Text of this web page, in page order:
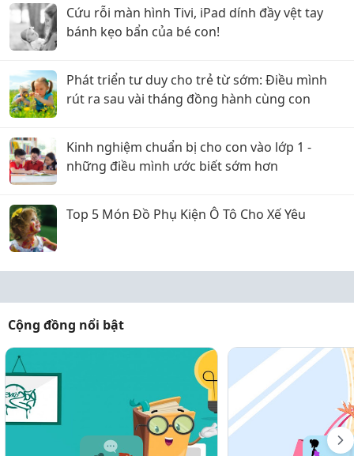
Cứu rỗi màn hình Tivi, iPad dính đầy vệt tay
bánh kẹo bẩn của bé con!
Phát triển tư duy cho trẻ từ sớm: Điều mình
rút ra sau vài tháng đồng hành cùng con
Kinh nghiệm chuẩn bị cho con vào lớp 1 -
những điều mình ước biết sớm hơn
Top 5 Món Đồ Phụ Kiện Ô Tô Cho Xế Yêu
Cộng đồng nổi bật